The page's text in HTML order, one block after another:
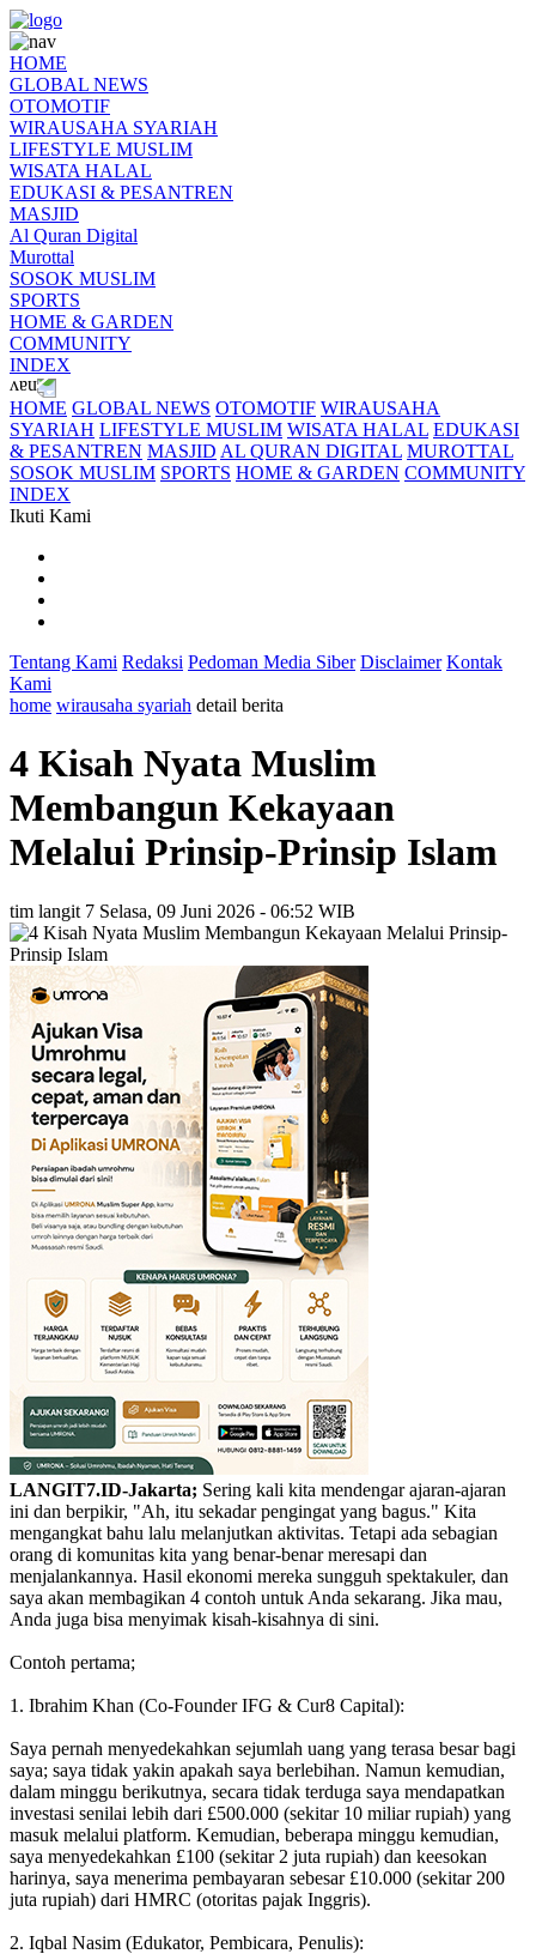
HOME
GLOBAL NEWS
OTOMOTIF
WIRAUSAHA SYARIAH
LIFESTYLE MUSLIM
WISATA HALAL
EDUKASI & PESANTREN
MASJID
Al Quran Digital
Murottal
SOSOK MUSLIM
SPORTS
HOME & GARDEN
COMMUNITY
INDEX
HOME GLOBAL NEWS OTOMOTIF WIRAUSAHA
SYARIAH LIFESTYLE MUSLIM WISATA HALAL EDUKASI
& PESANTREN MASJID AL QURAN DIGITAL MUROTTAL
SOSOK MUSLIM SPORTS HOME & GARDEN COMMUNITY
INDEX
Ikuti Kami
Tentang Kami Redaksi Pedoman Media Siber Disclaimer Kontak
Kami
home wirausaha syariah detail berita
4 Kisah Nyata Muslim
Membangun Kekayaan
Melalui Prinsip-Prinsip Islam
tim langit 7 Selasa, 09 Juni 2026 - 06:52 WIB
LANGIT7.ID-Jakarta; Sering kali kita mendengar ajaran-ajaran
ini dan berpikir, "Ah, itu sekadar pengingat yang bagus." Kita
mengangkat bahu lalu melanjutkan aktivitas. Tetapi ada sebagian
orang di komunitas kita yang benar-benar meresapi dan
menjalankannya. Hasil ekonomi mereka sungguh spektakuler, dan
saya akan membagikan 4 contoh untuk Anda sekarang. Jika mau,
Anda juga bisa menyimak kisah-kisahnya di sini.
Contoh pertama;
1. Ibrahim Khan (Co-Founder IFG & Cur8 Capital):
Saya pernah menyedekahkan sejumlah uang yang terasa besar bagi
saya; saya tidak yakin apakah saya berlebihan. Namun kemudian,
dalam minggu berikutnya, secara tidak terduga saya mendapatkan
investasi senilai lebih dari £500.000 (sekitar 10 miliar rupiah) yang
masuk melalui platform. Kemudian, beberapa minggu kemudian,
saya menyedekahkan £100 (sekitar 2 juta rupiah) dan keesokan
harinya, saya menerima pembayaran sebesar £10.000 (sekitar 200
juta rupiah) dari HMRC (otoritas pajak Inggris).
2. Iqbal Nasim (Edukator, Pembicara, Penulis):